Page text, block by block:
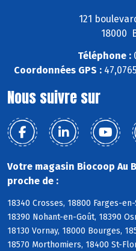
121
18000
Téléphone :
Coordonnées GPS :
Nous suivre sur
Votre magasin Biocoop Au
proche de :
18340 Crosses, 18800 Farges-
18390 Nohant-en-Goût, 18390
18130 Vornay, 18000 Bourges,
18570 Morthomiers, 18400 St-